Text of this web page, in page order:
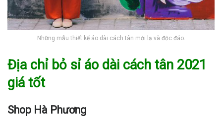
Những mẫu thiết kế áo dài cách tân mới lạ và độc đáo.
Địa chỉ bỏ sỉ áo dài cách tân 2021
giá tốt
Shop Hà Phương